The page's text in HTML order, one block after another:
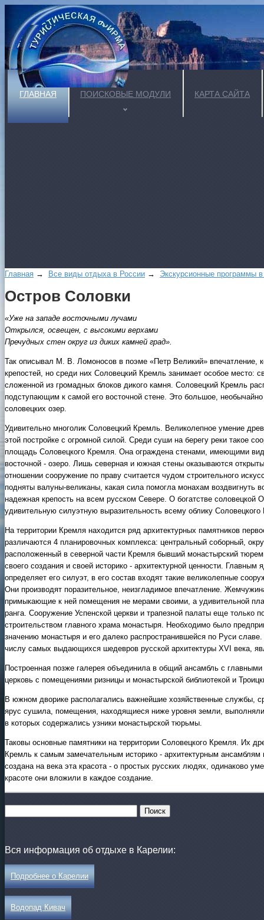
ГЛАВНАЯ ПОИСКОВЫЕ МОДУЛИ КАРТА САЙТА
Главная → Все виды отдыха в России → Экскурсионные программы
Остров Соловки
«Уже на западе восточными лучами
Открылся, освещен, с высокими верхами
Пречудных стен округ из диких камней град».
Так описывал М. В. Ломоносов в поэме «Петр Великий» впечатление,
крепостей, но среди них Соловецкий Кремль занимает особое место:
сложенной из громадных блоков дикого камня. Соловецкий Кремль
подступающим к самой его восточной стене. Это большое,
соловецких озер.
Удивительно многолик Соловецкий Кремль. Великолепное умение
этой постройке с огромной силой. Среди суши на берегу реки такое
площадь Соловецкого Кремля. Она ограждена стенами, имеющими вид
восточной - озеро. Лишь северная и южная стены оказываются
отношении сооружение по праву считается чудом строительного
подняты валуны-великаны, какая сила помогла монахам
надежная крепость на всем русском Севере. О богатстве
удивительную силуэтную выразительность всему облику
На территории Кремля находится ряд архитектурных памятников
различаются 4 планировочных комплекса: центральный соборный,
расположенный в северной части Кремля бывший монастырский
своего создания и своей историко - архитектурной ценности.
определяет его силуэт, в его состав входят такие великолепные
Они производят поразительное, неизгладимое впечатление.
примыкающие к ней помещения не мерами своими, а удивительной
ранга. Сооружение Успенской церкви и трапезной палаты еще
строительством главного храма монастыря. Необходимо было
значению монастыря и его далеко распространившейся по Руси
числу самых выдающихся шедевров русской архитектуры ХVI века,
Построенная позже галерея объединила в общий ансамбль с
церковь с помещениями ризницы и монастырской библиотекой и
В южном дворике располагались важнейшие хозяйственные службы,
ярус сушила, помещения, находящиеся ниже уровня земли,
в которых содержались узники монастырской тюрьмы.
Таковы основные памятники на территории Соловецкого Кремля. Их
Кремль к самым замечательным историко - архитектурным
создана на века эта красота - о простых русских людях, одинаково
красоте они вложили в каждое создание.
Вся информация об отдыхе в Карелии:
Подробнее о Карелии
Водопад Кивач